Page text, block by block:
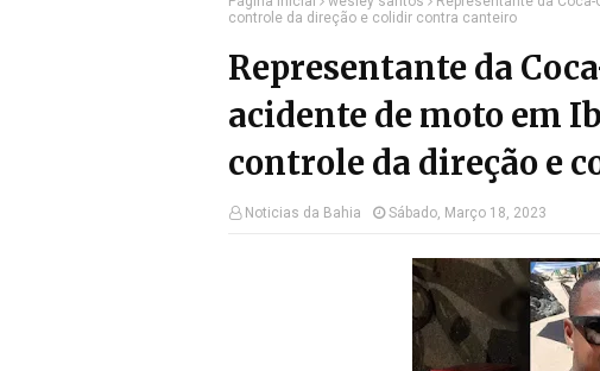
controle da direção e colidir contra canteiro
Representante da
acidente de moto em
controle da direção e
Noticias da Bahia Sábado, Março 18, 2023